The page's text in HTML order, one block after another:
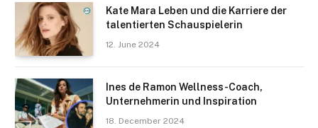
Kate Mara Leben und die Karriere der
talentierten Schauspielerin
12. June 2024
Ines de Ramon Wellness-Coach,
Unternehmerin und Inspiration
18. December 2024